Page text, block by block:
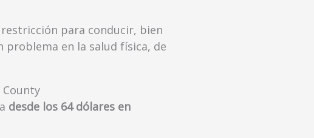
para conducir, bien
en la salud física, de
desde los 64 dólares en